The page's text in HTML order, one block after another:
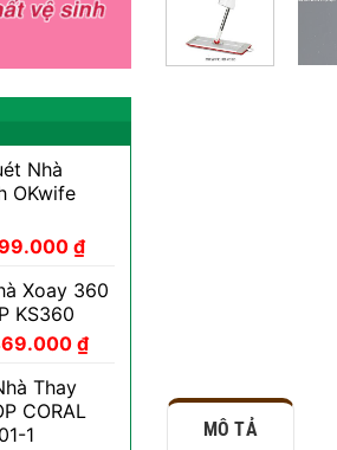
Nhà
OKwife
₫.
₫Giá
tại
199.000 ₫.
Xoay 360
KS360
₫.
₫Giá
Thay
CORAL
1
MÔ TẢ